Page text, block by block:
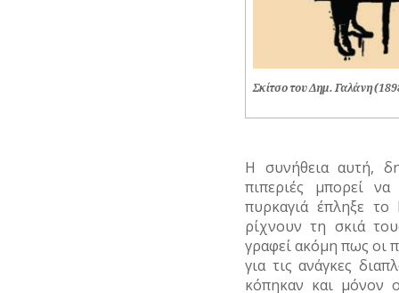
Σκίτσο του Δημ. Γαλάνη
Η συνήθεια αυτή,
πιπεριές μπορεί
πυρκαγιά έπληξε το
ρίχνουν τη σκιά
γραφεί ακόμη πως οι
για τις ανάγκες
κόπηκαν και μόνον